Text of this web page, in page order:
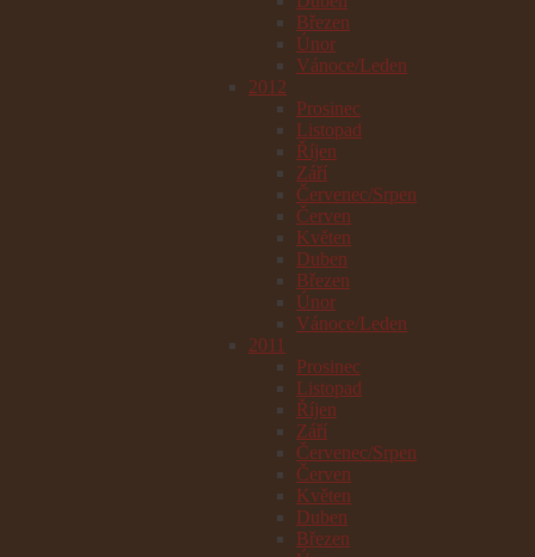
Březen
Únor
Vánoce/Leden
2012
Prosinec
Listopad
Říjen
Září
Červenec/Srpen
Červen
Květen
Duben
Březen
Únor
Vánoce/Leden
2011
Prosinec
Listopad
Říjen
Září
Červenec/Srpen
Červen
Květen
Duben
Březen